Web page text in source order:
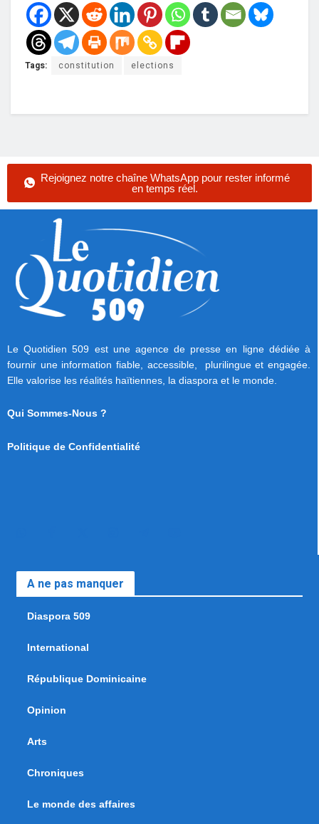
Tags: constitution elections
Rejoignez notre chaîne WhatsApp pour rester informé
en temps réel.
Le Quotidien 509 est une agence de presse en ligne dédiée à
fournir une information fiable, accessible, plurilingue et engagée.
Elle valorise les réalités haïtiennes, la diaspora et le monde.
Qui Sommes-Nous ?
Politique de Confidentialité
A ne pas manquer
Diaspora 509
International
République Dominicaine
Opinion
Arts
Chroniques
Le monde des affaires